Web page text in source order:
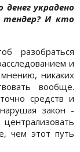
украдено
тендер? И кто
разобраться
и
никаких
вообще.
средств и
закон -
чем этот путь